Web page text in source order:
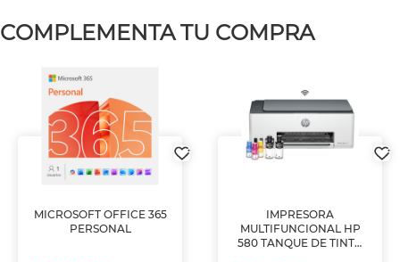
COMPLEMENTA TU COMPRA
MICROSOFT OFFICE 365
PERSONAL
IMPRESORA
MULTIFUNCIONAL HP
580 TANQUE DE TINTA